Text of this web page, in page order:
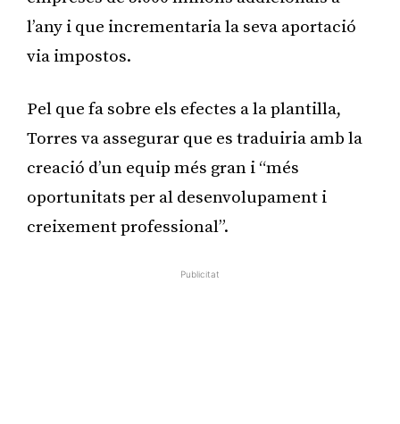
l’any i que incrementaria la seva aportació
via impostos.
Pel que fa sobre els efectes a la plantilla,
Torres va assegurar que es traduiria amb la
creació d’un equip més gran i “més
oportunitats per al desenvolupament i
creixement professional”.
Publicitat